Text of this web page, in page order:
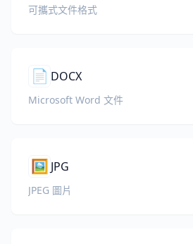
可攜式文件格式
📄 DOCX
Microsoft Word 文件
🖼️ JPG
JPEG 圖片